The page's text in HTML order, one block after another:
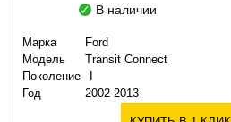
В наличии
Марка
Ford
Модель
Transit Connect
Поколение
Год
2002-2013